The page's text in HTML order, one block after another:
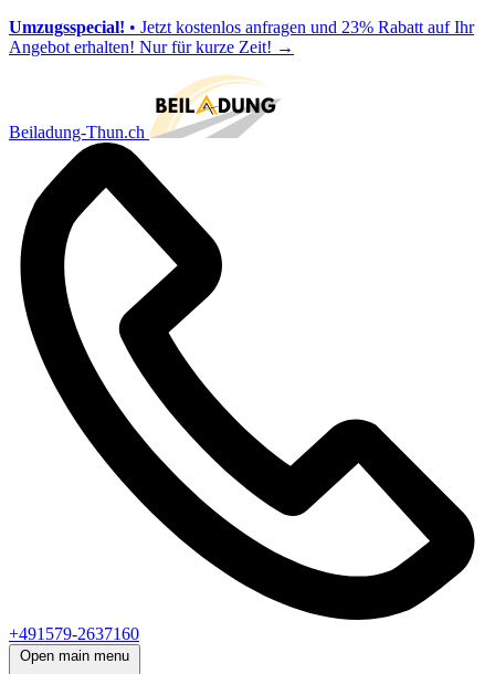
Umzugsspecial! • Jetzt kostenlos anfragen und 23% Rabatt auf Ihr
Angebot erhalten! Nur für kurze Zeit! →
Beiladung-Thun.ch
+491579-2637160
Open main menu